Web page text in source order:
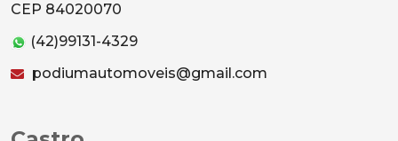
CEP 84020070
(42)99131-4329
podiumautomoveis@gmail.com